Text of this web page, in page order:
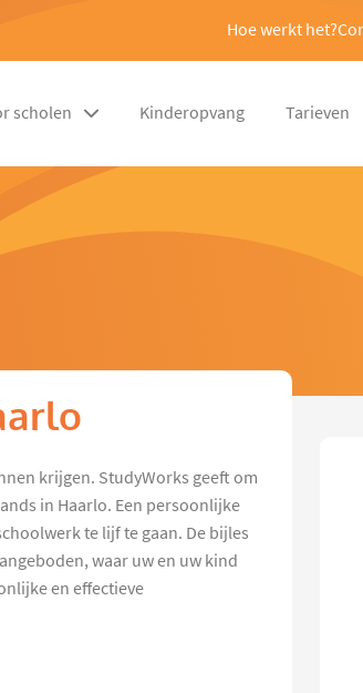
Hoe werkt het?
scholen Kinderopvang Tarieven
krijgen. StudyWorks geeft om
in Haarlo. Een persoonlijke
te lijf te gaan. De bijles
waar uw en uw kind
en effectieve